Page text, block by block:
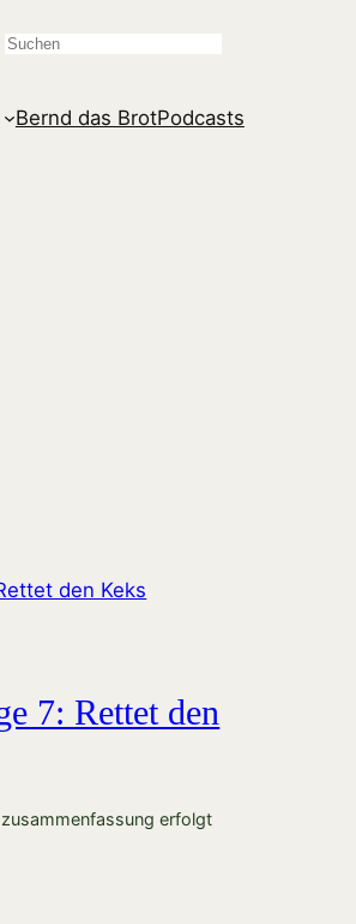
Suchen
Bernd das BrotPodcasts
7: Rettet den
erfolgt